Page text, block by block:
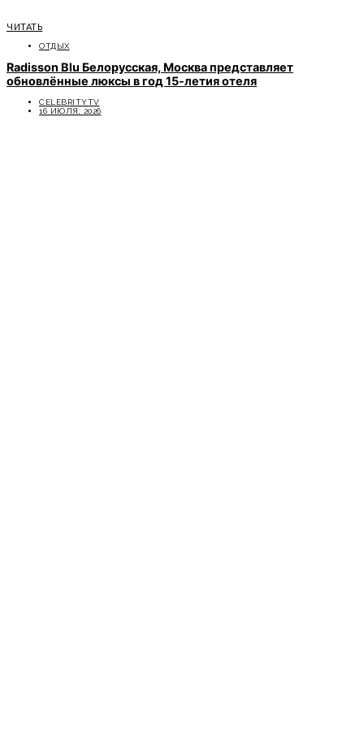
ЧИТАТЬ
ОТДЫХ
Radisson Blu Белорусская, Москва представляет
обновлённые люксы в год 15-летия отеля
CELEBRITYTV
16 ИЮЛЯ, 2026